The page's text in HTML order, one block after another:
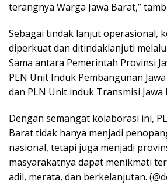
terangnya Warga Jawa Barat,”
Sebagai tindak lanjut operasional,
diperkuat dan ditindaklanjuti
Sama antara Pemerintah Provinsi
PLN Unit Induk Pembangunan
dan PLN Unit induk Transmisi Jawa
Dengan semangat kolaborasi ini,
Barat tidak hanya menjadi
nasional, tetapi juga menjadi
masyarakatnya dapat menikmati
adil, merata, dan berkelanjutan.